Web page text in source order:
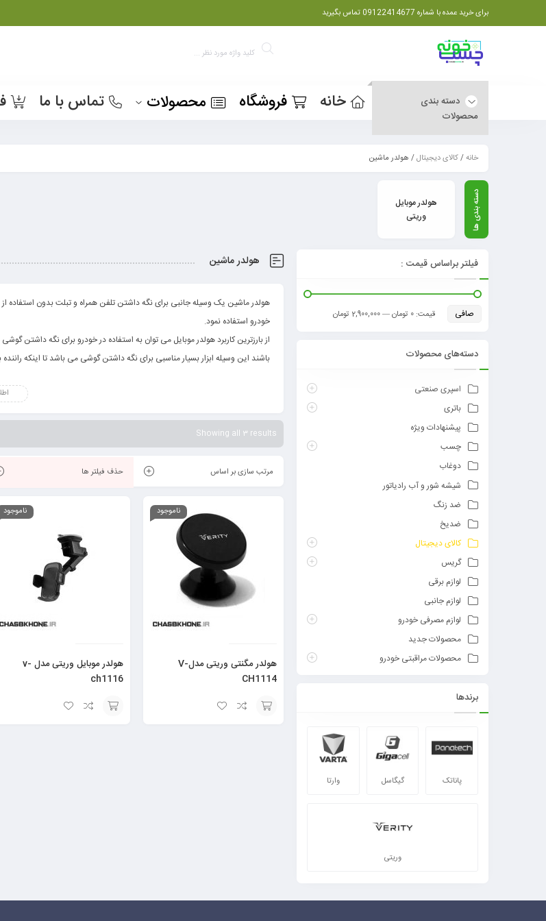
برای خرید عمده با شماره 09122414677 تماس بگیرید
دسته بندی
محصولات
خانه فروشگاه محصولات تماس با ما
خانه/کالای دیجیتال/ هولدر ماشین
هولدر موبایل
وریتی
هولدر ماشین
هولدر ماشین یک وسیله جانبی برای نگه داشتن تلفن همراه و تبلت بدون استفاده
خودرو استفاده نمود.
از بارزترین کاربرد هولدر موبایل می توان به استفاده در خودرو برای نگه داشتن
باشند این وسیله ابزار بسیار مناسبی برای نگه داشتن گوشی می باشد تا اینکه
Showing all 3 results
مرتب سازی بر اساس حذف فیلتر ها
ناموجود
هولدر مگنتی وریتی مدلV-
CH1114
ناموجود
هولدر موبایل وریتی مدل v-
ch1116
فیلتر براساس قیمت :
صافی قيمت: 0 تومان —2,900,000 تومان
دسته‌های محصولات
اسپری صنعتی
باتری
پیشنهادات ویژه
چسب
دوغاب
شیشه شور و آب رادیاتور
ضد زنگ
ضدیخ
کالای دیجیتال
گریس
لوازم برقی
لوازم جانبی
لوازم مصرفی خودرو
محصولات جدید
محصولات مراقبتی خودرو
برندها
پاناتک گیگاسل وارتا
وریتی